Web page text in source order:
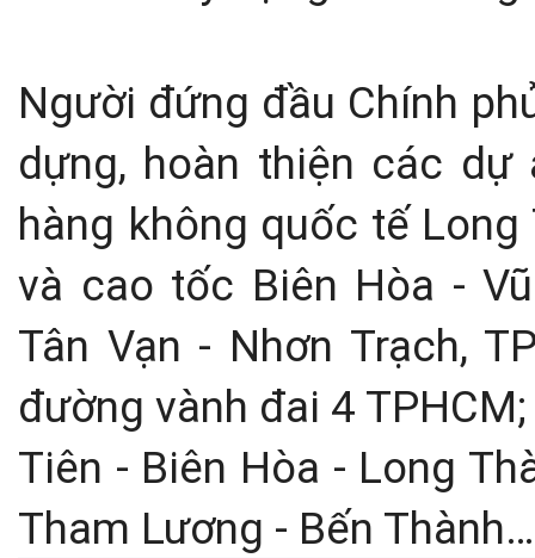
Người đứng đầu Chính
dựng, hoàn thiện các
hàng không quốc tế
và cao tốc Biên Hòa -
Tân Vạn - Nhơn Trạch,
đường vành đai 4
Tiên - Biên Hòa - Long
Tham Lương - Bến Thành…